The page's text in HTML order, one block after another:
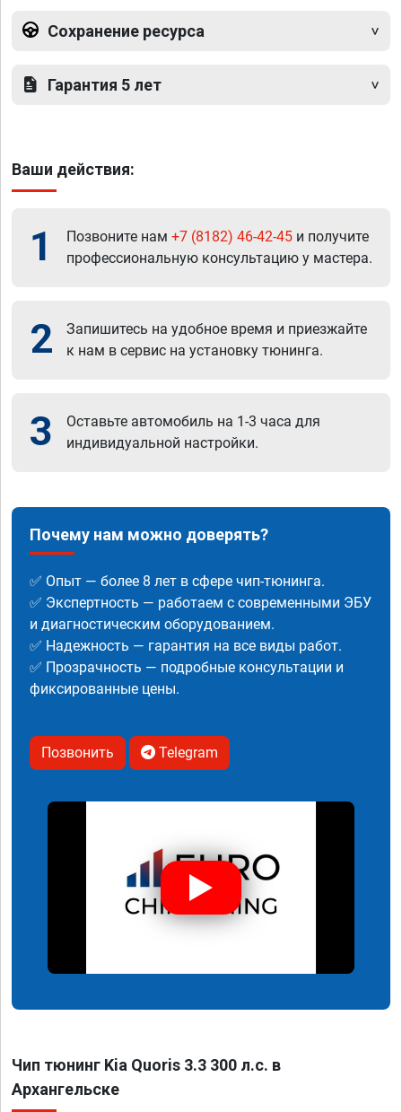
Сохранение ресурса
Гарантия 5 лет
Ваши действия:
1 Позвоните нам +7 (8182) 46-42-45 и получите
профессиональную консультацию у мастера.
2
Запишитесь на удобное время и приезжайте
к нам в сервис на установку тюнинга.
3
Оставьте автомобиль на 1-3 часа для
индивидуальной настройки.
Почему нам можно доверять?
✅ Опыт — более 8 лет в сфере чип-тюнинга.
✅ Экспертность — работаем с современными ЭБУ
и диагностическим оборудованием.
✅ Надежность — гарантия на все виды работ.
✅ Прозрачность — подробные консультации и
фиксированные цены.
Позвонить Telegram
Чип тюнинг Kia Quoris 3.3 300 л.с. в
Архангельске